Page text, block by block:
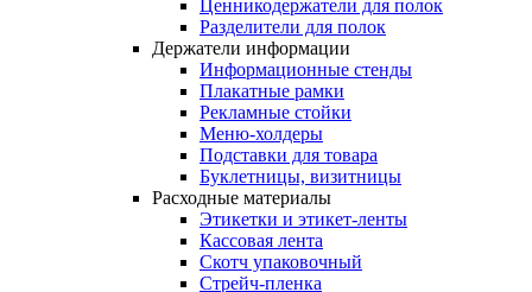
Ценникодержатели для полок
Разделители для полок
Держатели информации
Информационные стенды
Плакатные рамки
Рекламные стойки
Меню-холдеры
Подставки для товара
Буклетницы, визитницы
Расходные материалы
Этикетки и этикет-ленты
Кассовая лента
Скотч упаковочный
Стрейч-пленка